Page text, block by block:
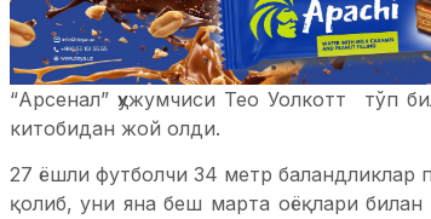
“Арсенал” ҳужумчиси Тео Уолкотт тўп
китобидан жой олди.
27 ёшли футболчи 34 метр баландликлар
қолиб, уни яна беш марта оёқлари